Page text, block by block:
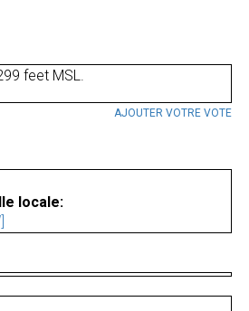
feet MSL.
AJOUTER VOTRE VOTE
locale: